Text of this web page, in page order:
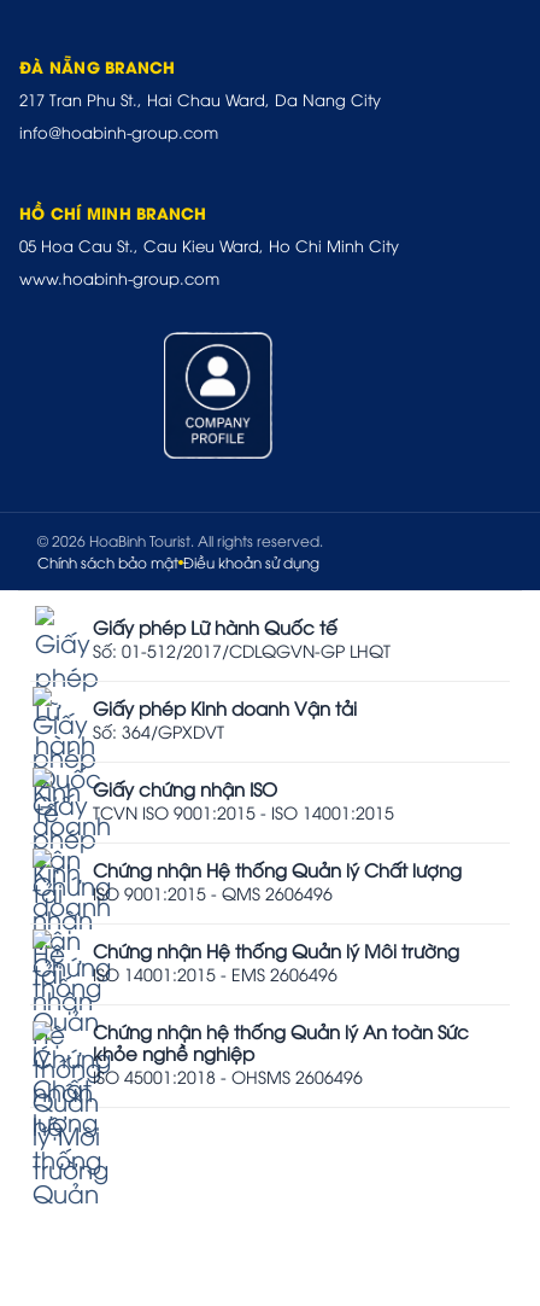
ĐÀ NẴNG BRANCH
217 Tran Phu St., Hai Chau Ward, Da Nang City
info@hoabinh-group.com
HỒ CHÍ MINH BRANCH
05 Hoa Cau St., Cau Kieu Ward, Ho Chi Minh City
www.hoabinh-group.com
© 2026 HoaBinh Tourist. All rights reserved.
Chính sách bảo mật Điều khoản sử dụng
Giấy phép Lữ hành Quốc tế
Số: 01-512/2017/CDLQGVN-GP LHQT
Giấy phép Kinh doanh Vận tải
Số: 364/GPXDVT
Giấy chứng nhận ISO
TCVN ISO 9001:2015 - ISO 14001:2015
Chứng nhận Hệ thống Quản lý Chất lượng
ISO 9001:2015 - QMS 2606496
Chứng nhận Hệ thống Quản lý Môi trường
ISO 14001:2015 - EMS 2606496
Chứng nhận hệ thống Quản lý An toàn Sức
khỏe nghề nghiệp
ISO 45001:2018 - OHSMS 2606496